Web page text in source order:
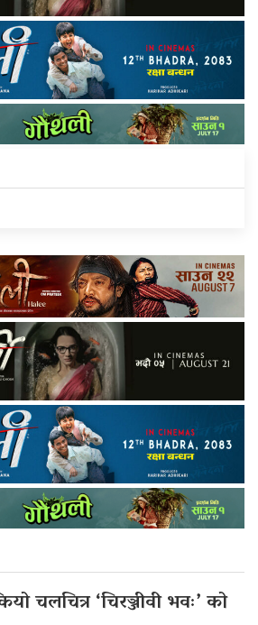
चलचित्र ‘चिरञ्जीवी भवः’ को